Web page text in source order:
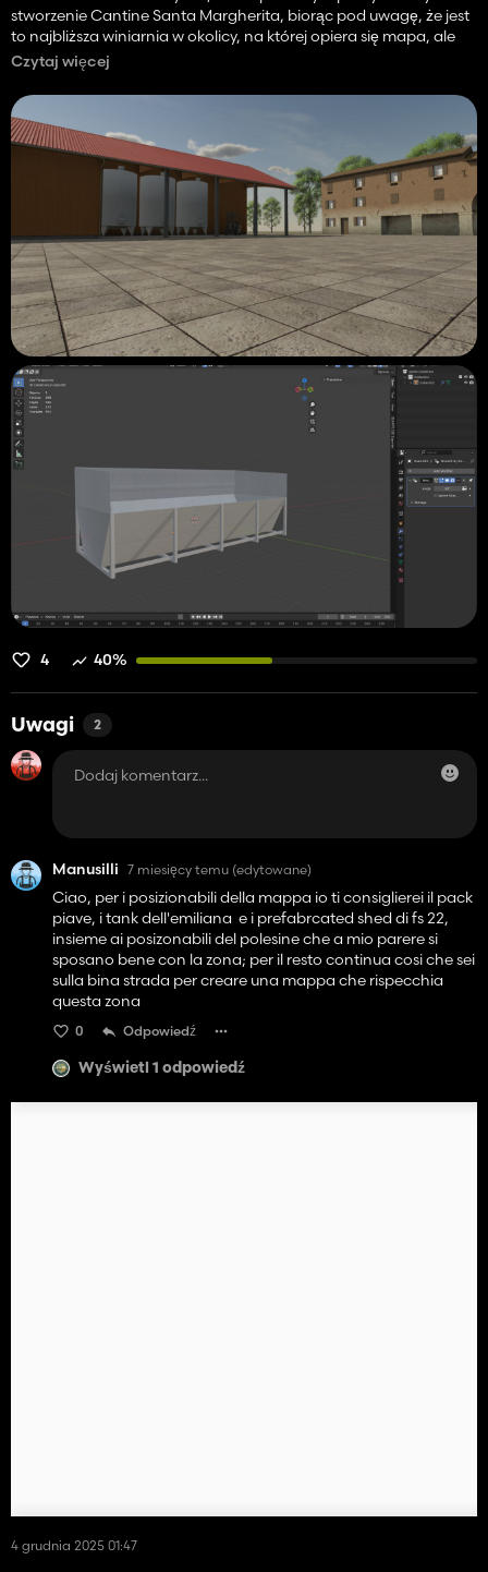
stworzenie Cantine Santa Margherita, biorąc pod uwagę, że jest
to najbliższa winiarnia w okolicy, na której opiera się mapa, ale
modelowanie wszystkiego od zera jest dość żmudne, a czas nie
jest po mojej stronie, więc prawdopodobnie pójdę drogą
„fantazji” z budynkami, które mogę znaleźć.
Czytaj więcej
4 40%
Uwagi 2
Manusilli 7 miesięcy temu (edytowane)
Ciao, per i posizionabili della mappa io ti consiglierei il pack
piave, i tank dell'emiliana e i prefabrcated shed di fs 22,
insieme ai posizonabili del polesine che a mio parere si
sposano bene con la zona; per il resto continua cosi che sei
sulla bina strada per creare una mappa che rispecchia
questa zona
0 Odpowiedź
Wyświetl 1 odpowiedź
4 grudnia 2025 01:47